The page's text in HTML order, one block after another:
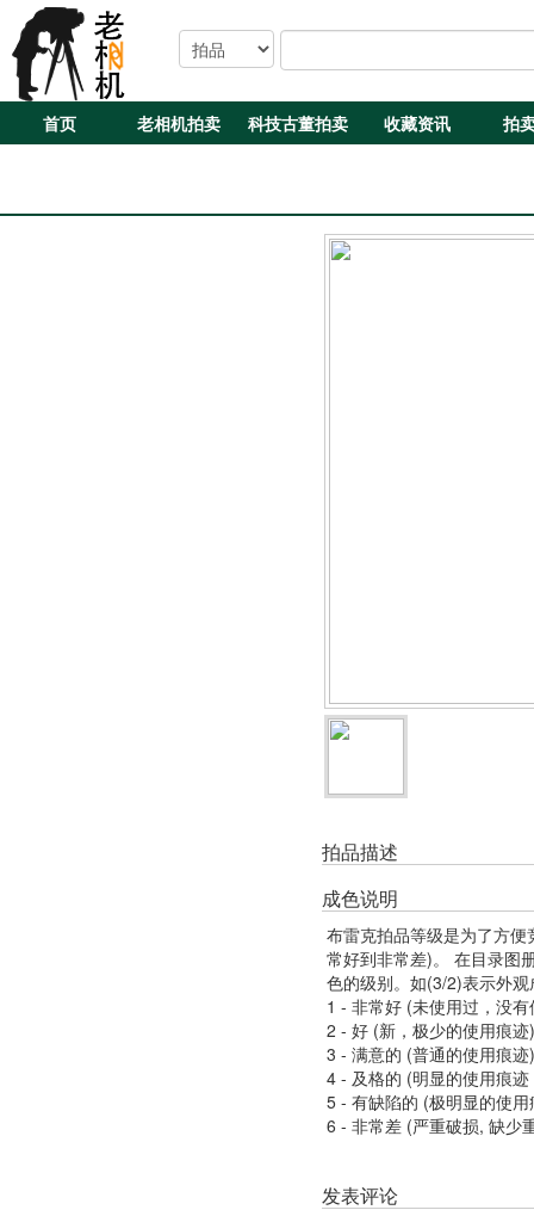
首页 老相机拍卖 科技古董拍卖 收藏资讯 拍
拍品描述
成色说明
布雷克拍品等级是为了方
常好到非常差)。 在目录图
色的级别。如(3/2)表示外
1 - 非常好 (未使用过，没
2 - 好 (新，极少的使用痕迹)
3 - 满意的 (普通的使用痕迹)
4 - 及格的 (明显的使用痕
5 - 有缺陷的 (极明显的使
6 - 非常差 (严重破损, 缺少
发表评论